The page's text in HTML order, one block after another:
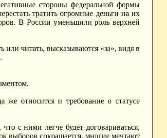
стороны федеральной формы
тратить огромные деньги на их
В России уменьшили роль верхней
читать, высказываются «за», видя в
же относится и требование о статусе
с ними легче будет договариваться,
выборов сокращается, многие мечтают